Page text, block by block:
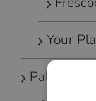
Your
Palazzo